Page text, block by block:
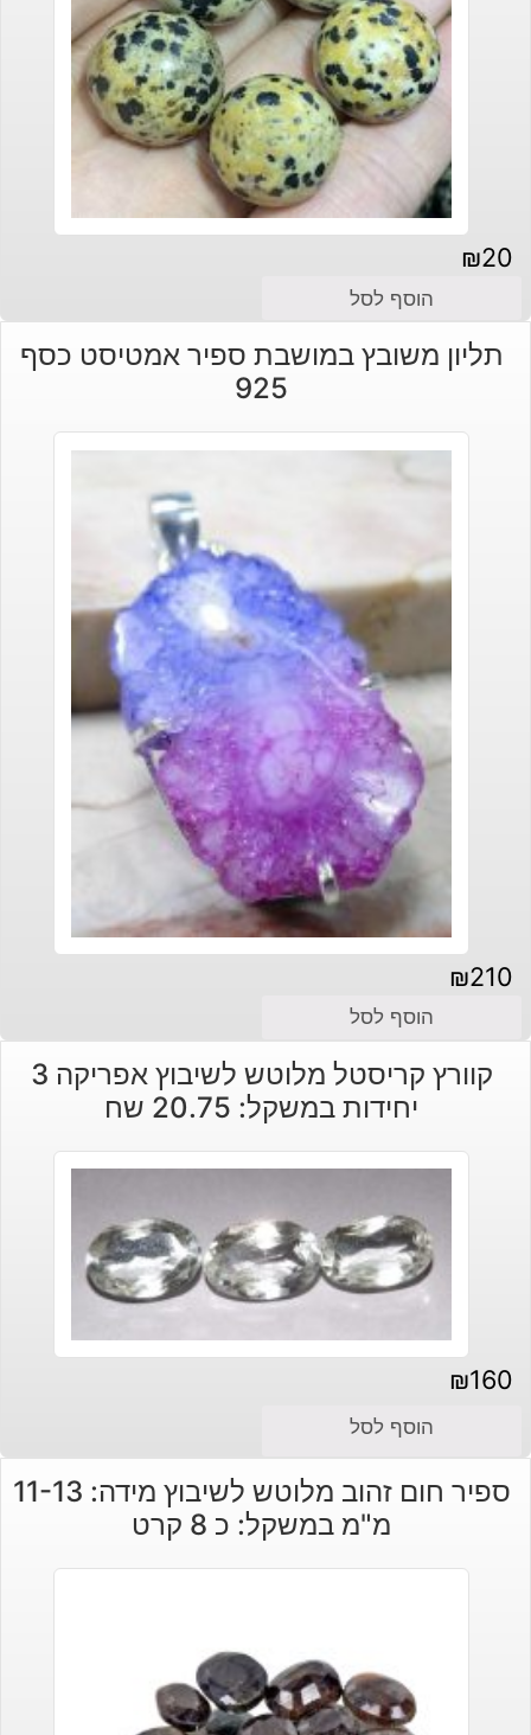
₪20
הוסף לסל
תליון משובץ במושבת ספיר אמטיסט כסף
925
₪210
הוסף לסל
קוורץ קריסטל מלוטש לשיבוץ אפריקה 3
יחידות במשקל: 20.75 שח
₪160
הוסף לסל
ספיר חום זהוב מלוטש לשיבוץ מידה: 11-13
מ"מ במשקל: כ 8 קרט